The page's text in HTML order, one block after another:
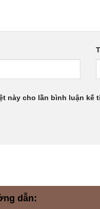
này cho lần bình luận kế
dẫn: